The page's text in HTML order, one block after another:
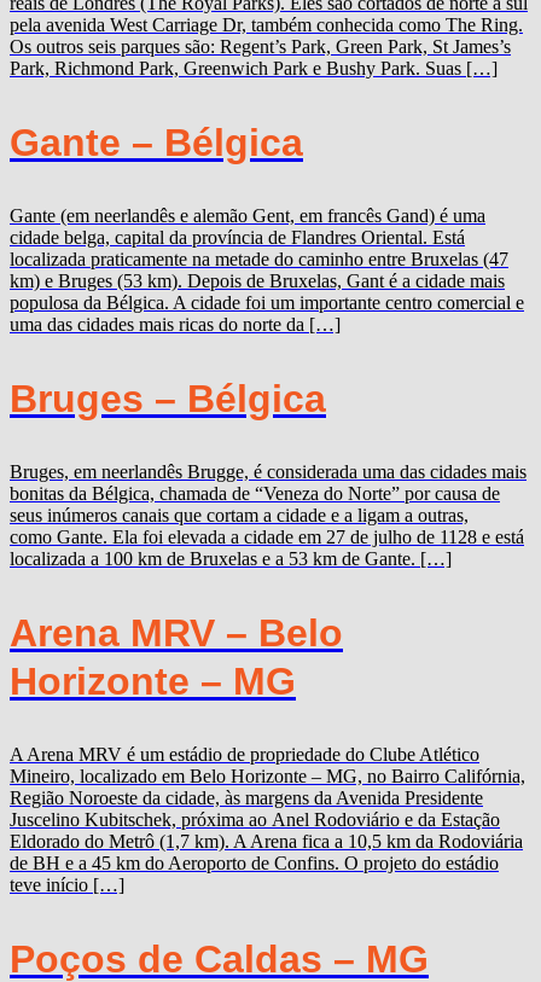
pela avenida West Carriage Dr, também conhecida como The Ring.
Os outros seis parques são: Regent’s Park, Green Park, St James’s
Park, Richmond Park, Greenwich Park e Bushy Park. Suas […]
Gante – Bélgica
Gante (em neerlandês e alemão Gent, em francês Gand) é uma
cidade belga, capital da província de Flandres Oriental. Está
localizada praticamente na metade do caminho entre Bruxelas (47
km) e Bruges (53 km). Depois de Bruxelas, Gant é a cidade mais
populosa da Bélgica. A cidade foi um importante centro comercial e
uma das cidades mais ricas do norte da […]
Bruges – Bélgica
Bruges, em neerlandês Brugge, é considerada uma das cidades mais
bonitas da Bélgica, chamada de “Veneza do Norte” por causa de
seus inúmeros canais que cortam a cidade e a ligam a outras,
como Gante. Ela foi elevada a cidade em 27 de julho de 1128 e está
localizada a 100 km de Bruxelas e a 53 km de Gante. […]
Arena MRV – Belo
Horizonte – MG
A Arena MRV é um estádio de propriedade do Clube Atlético
Mineiro, localizado em Belo Horizonte – MG, no Bairro Califórnia,
Região Noroeste da cidade, às margens da Avenida Presidente
Juscelino Kubitschek, próxima ao Anel Rodoviário e da Estação
Eldorado do Metrô (1,7 km). A Arena fica a 10,5 km da Rodoviária
de BH e a 45 km do Aeroporto de Confins. O projeto do estádio
teve início […]
Poços de Caldas – MG